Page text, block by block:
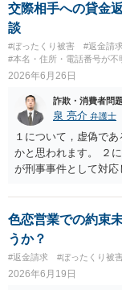
交際相手への貸金
談
#ぼったくり被害 #返金請
#本名・住所・電話番号が不
2026年6月26日
詐欺・消費者問
泉 亮介 弁護士
１について，虚偽で
かと思われます。 ２
が刑事事件として対
す。 ３について，相
連絡等から交渉をす
を想定されている場
ら全額回収できたとし
ます。 ４について，
５について，可能か
色恋営業での約束
うか？
#返金請求 #ぼったくり被
2026年6月19日